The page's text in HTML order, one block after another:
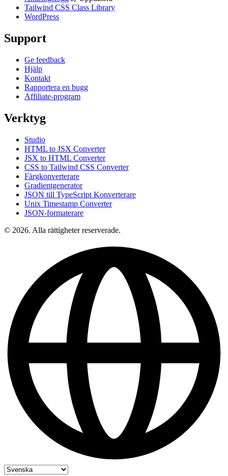
Tailwind CSS Class Library
WordPress
Support
Ge feedback
Hjälp
Kontakt
Rapportera en bugg
Affiliate-program
Verktyg
Studio
HTML to JSX Converter
JSX to HTML Converter
CSS to Tailwind CSS Converter
Färgkonverterare
Gradientgenerator
JSON till TypeScript Konverterare
Unix Timestamp Converter
JSON-formaterare
© 2026. Alla rättigheter reserverade.